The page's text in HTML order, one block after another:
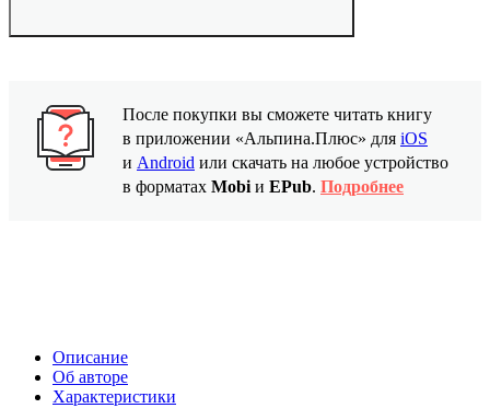
После покупки вы сможете читать книгу
в приложении «Альпина.Плюс» для iOS
и Android или скачать на любое устройство
в форматах Mobi и EPub. Подробнее
Описание
Об авторе
Характеристики